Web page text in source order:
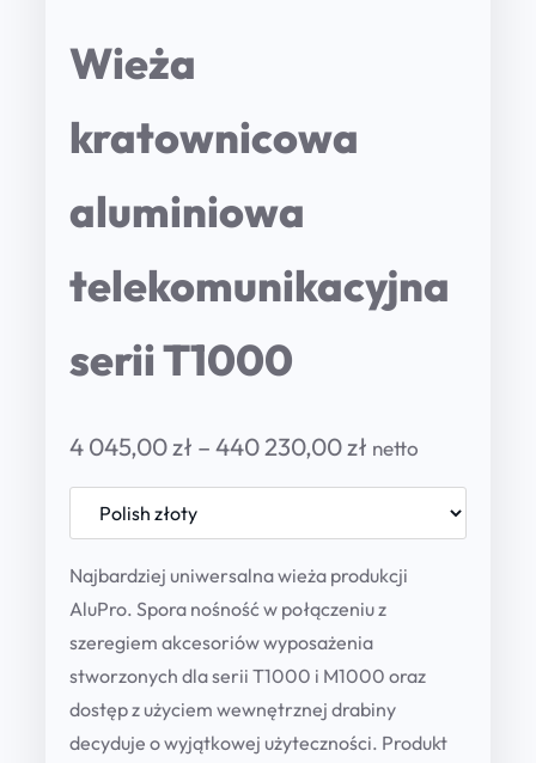
Wieża
kratownicowa
aluminiowa
telekomunikacyjna
serii T1000
4 045,00zł – 440 230,00zł P
r
c
e
r
a
n
netto
Najbardziej uniwersalna wieża produkcji
AluPro. Spora nośność w połączeniu z
szeregiem akcesoriów wyposażenia
stworzonych dla serii T1000 i M1000 oraz
dostęp z użyciem wewnętrznej drabiny
decyduje o wyjątkowej użyteczności. Produkt